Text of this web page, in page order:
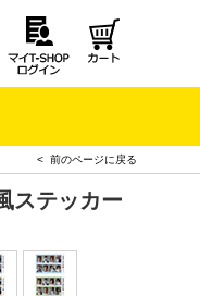
< 前のページに戻る
ステッカー